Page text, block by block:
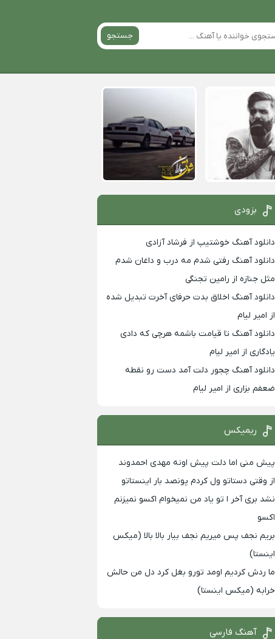
جستجو
بزودی
دانلود آهنگ خوشتیپ از فرشاد آزادی
دانلود آهنگ رفتی شدم مه درب و داغان شدم
مثل جنازه از رامین تجنگی
دانلود آهنگ اخلاق بدت حرفای آخرت تبدیل شده
از امیر لیام
دانلود آهنگ تا قیامت باشمه هرچی که دادی
یادگاری از امیر لیام
دانلود آهنگ چجور دلت آمد دست رو نقطه
ضعفم بزاری از امیر لیام
ریمیکس
پیش منی اما دلت پیش اونه مهدی احمدوند
از وقتی دستاتو ول کردم پونصد بار اینستاتو
نشد بری آخر ا تو یاد من نمیخوام اکسو نمیزنم
اکسو
بریم نجف پس میریم نجف بیار بالا بالا (میکس
اینستا)
ما ردش کردیم اومد تورو بغل کرد دل من حالش
خرابه (میکس اینستا)
آهنگ فارسی